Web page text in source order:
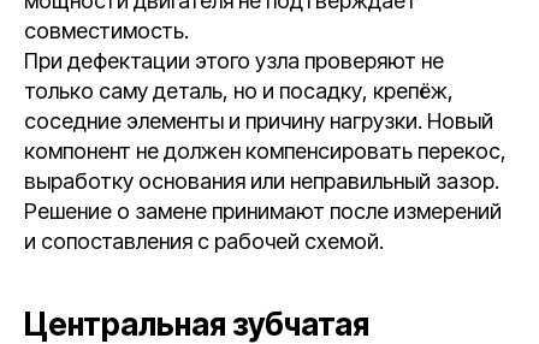
совместимость.
При дефектации этого узла проверяют не
только саму деталь, но и посадку, крепёж,
соседние элементы и причину нагрузки. Новый
компонент не должен компенсировать перекос,
выработку основания или неправильный зазор.
Решение о замене принимают после измерений
и сопоставления с рабочей схемой.
Центральная зубчатая